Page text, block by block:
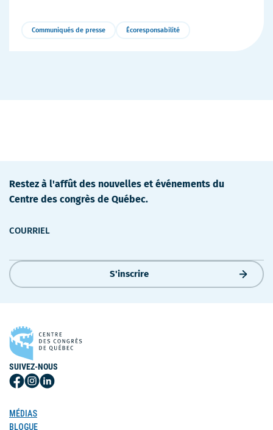
Communiqués de presse Écoresponsabilité
Plus
Restez à l'affût des nouvelles et événements du
Centre des congrès de Québec.
COURRIEL
S'inscrire
SUIVEZ-NOUS
Suivez-
sur
Facebook
Suivez-
Instagram
Suivez-
MÉDIAS
BLOGUE